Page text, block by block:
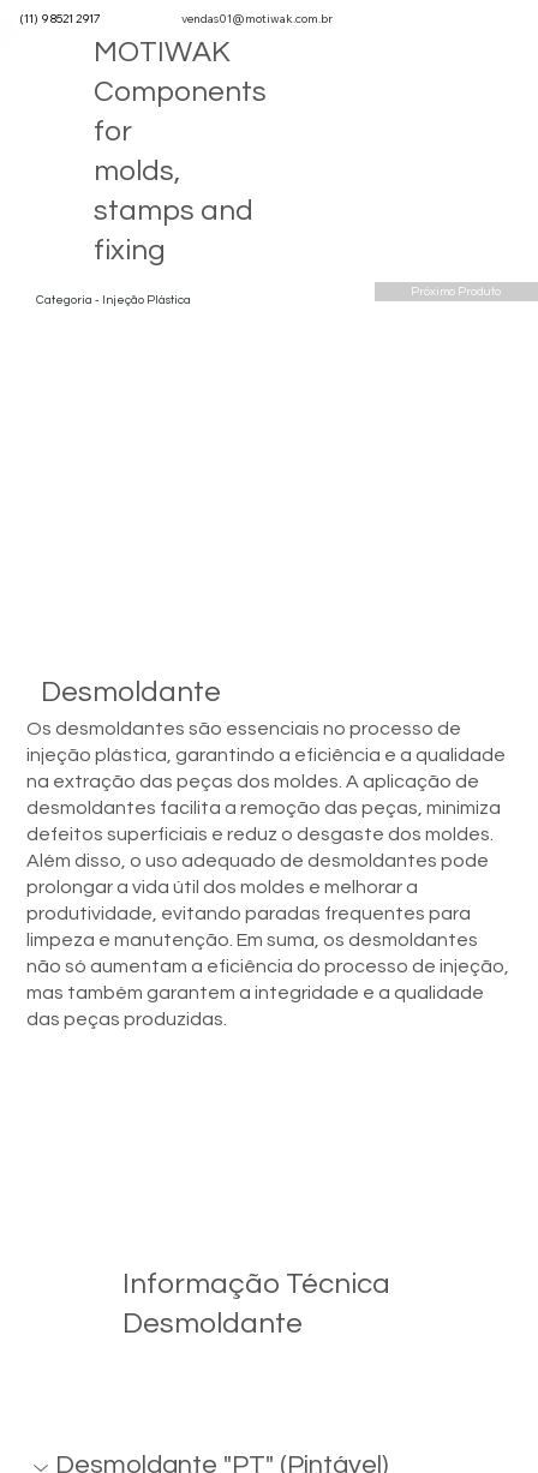
(11) 9 8521 2917 vendas01@motiwak.com.br
MOTIWAK
Components
for
molds,
stamps and
fixing
Desmoldante
Os desmoldantes são essenciais no processo de
injeção plástica, garantindo a eficiência e a qualidade
na extração das peças dos moldes. A aplicação de
desmoldantes facilita a remoção das peças, minimiza
defeitos superficiais e reduz o desgaste dos moldes.
Além disso, o uso adequado de desmoldantes pode
prolongar a vida útil dos moldes e melhorar a
produtividade, evitando paradas frequentes para
limpeza e manutenção. Em suma, os desmoldantes
não só aumentam a eficiência do processo de injeção,
mas também garantem a integridade e a qualidade
das peças produzidas.
Informação Técnica
Desmoldante
Desmoldante "PT" (Pintável)
Categoria - Injeção Plástica
Próximo Produto